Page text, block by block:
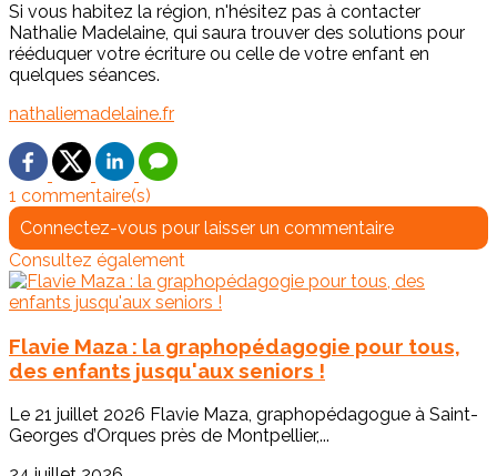
Si vous habitez la région, n'hésitez pas à contacter
Nathalie Madelaine, qui saura trouver des solutions pour
rééduquer votre écriture ou celle de votre enfant en
quelques séances.
nathaliemadelaine.fr
1 commentaire(s)
Connectez-vous pour laisser un commentaire
Consultez également
Flavie Maza : la graphopédagogie pour tous,
des enfants jusqu'aux seniors !
Le 21 juillet 2026 Flavie Maza, graphopédagogue à Saint-
Georges d’Orques près de Montpellier,...